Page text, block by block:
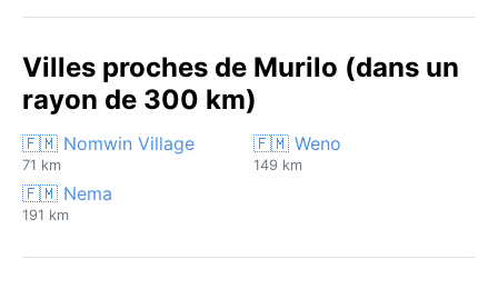
Villes proches de Murilo (dans un
rayon de 300 km)
🇫🇲 Nomwin Village
71 km
🇫🇲 Weno
149 km
🇫🇲 Nema
191 km